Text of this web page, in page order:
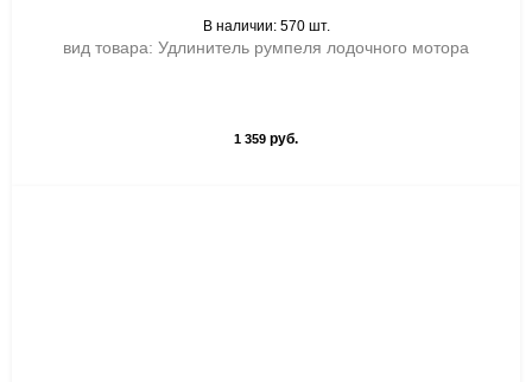
В наличии: 570 шт.
вид товара: Удлинитель румпеля лодочного мотора
1 359 руб.